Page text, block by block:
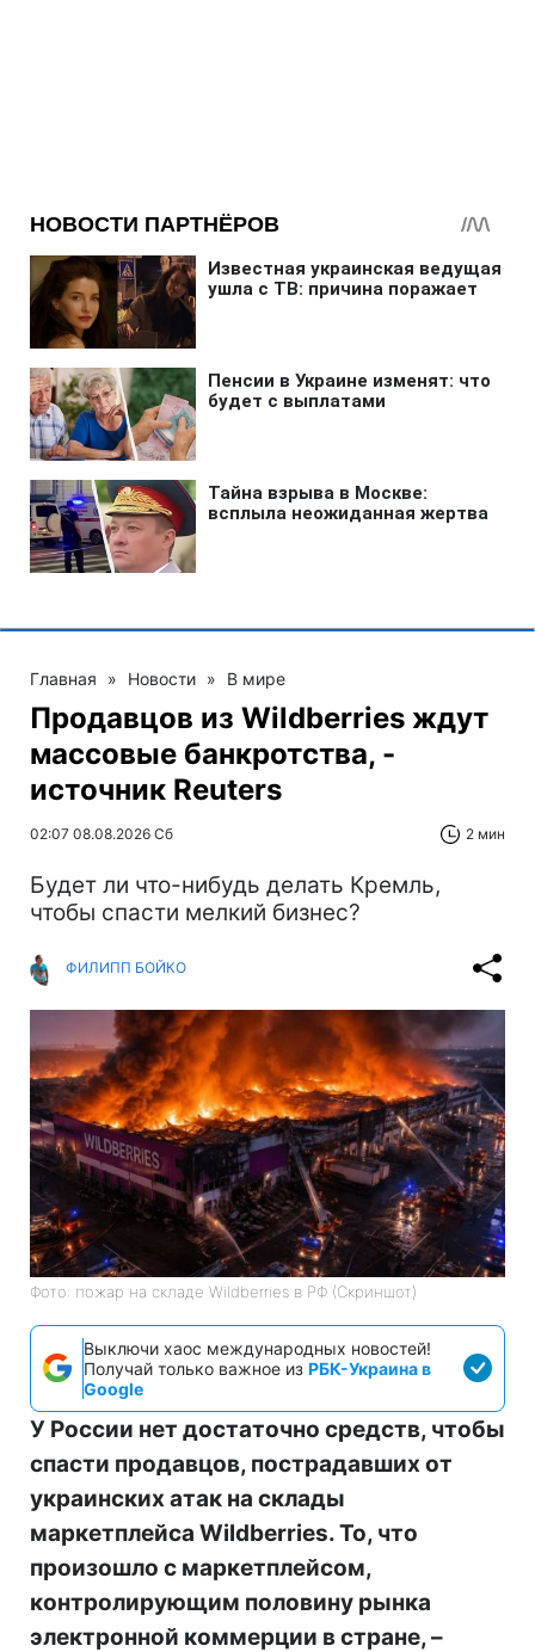
Главная » Новости » В мире
Продавцов из Wildberries ждут
массовые банкротства, -
источник Reuters
02:07 08.08.2026 Сб 2 мин
Будет ли что-нибудь делать Кремль,
чтобы спасти мелкий бизнес?
ФИЛИПП БОЙКО
Фото: пожар на складе Wildberries в РФ (Скриншот)
Выключи хаос международных новостей!
Получай только важное из РБК-Украина в
Google
У России нет достаточно средств, чтобы
спасти продавцов, пострадавших от
украинских атак на склады
маркетплейса Wildberries. То, что
произошло с маркетплейсом,
контролирующим половину рынка
электронной коммерции в стране, –